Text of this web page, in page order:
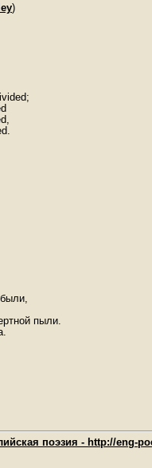
)
пыли.
поэзия - http://eng-